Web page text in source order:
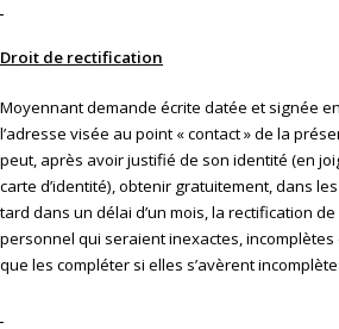
Droit de rectification
Moyennant demande écrite datée et signée
l’adresse visée au point « contact » de la
peut, après avoir justifié de son identité (en
carte d’identité), obtenir gratuitement, dans
tard dans un délai d’un mois, la rectification
personnel qui seraient inexactes,
que les compléter si elles s’avèrent